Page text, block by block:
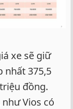
xe sẽ giữ
nhất 375,5
đồng.
Vios có